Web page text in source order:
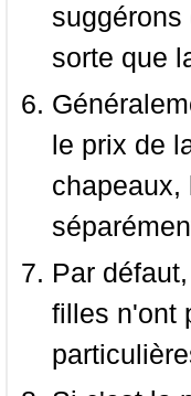
sorte que
le prix de
chapeaux,
Par
filles n'ont